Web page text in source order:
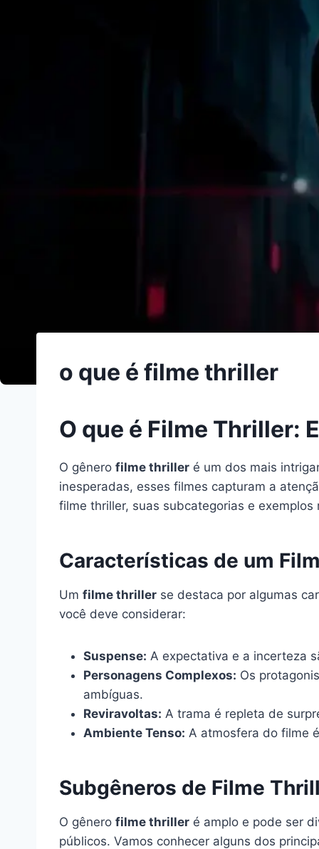
o que é filme thriller
O que é Filme Thriller:
O gênero filme thriller é um dos mais
inesperadas, esses filmes capturam a
filme thriller, suas subcategorias e
Características de um
Um filme thriller se destaca por algumas
você deve considerar:
Suspense: A expectativa e a incerteza
Personagens Complexos: Os
ambíguas.
Reviravoltas: A trama é repleta de
Ambiente Tenso: A atmosfera do filme
Subgêneros de Filme
O gênero filme thriller é amplo e pode ser
públicos. Vamos conhecer alguns dos